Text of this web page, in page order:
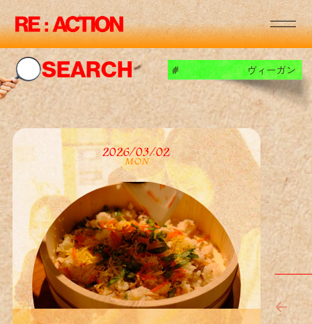
SEARCH
:
:
:
:
:
:
:
# ヴィーガン
2026/03/02
MON
RE:
RE:
RE:
RE:
RE:
RE:
RE: